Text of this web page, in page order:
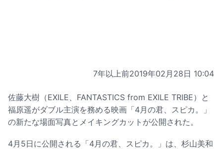
7年以上前2019年02月28日 10:04
佐藤大樹（EXILE、FANTASTICS from EXILE TRIBE）と
福原遥がダブル主演を務める映画「4月の君、スピカ。」
の新たな場面写真とメイキングカットが公開された。
4月5日に公開される「4月の君、スピカ。」は、杉山美和